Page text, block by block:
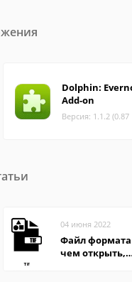
Dolphin:
Add-on
Версия: 1.1.2
04 июня 2022
Файл формата
чем открыть,